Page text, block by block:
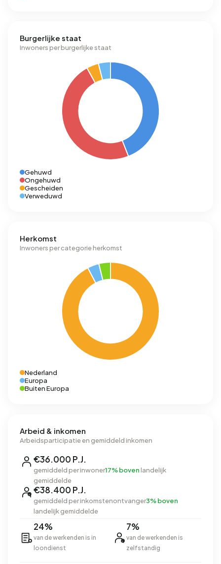
Burgerlijke staat
Inwoners per burgerlijke staat
Gehuwd
Ongehuwd
Gescheiden
Verweduwd
Herkomst
Inwoners per categorie herkomst
Nederland
Europa
Buiten Europa
Arbeid & inkomen
Arbeidsparticipatie en gemiddeld inkomen
€36.000 P.J.
gemiddeld per inwoner17% bovenlandelijk
gemiddelde
€38.400 P.J.
gemiddeld per inkomstenontvanger3% boven
landelijk gemiddelde
24%
van de werkenden is in
loondienst
7%
van de werkenden is
zelfstandig